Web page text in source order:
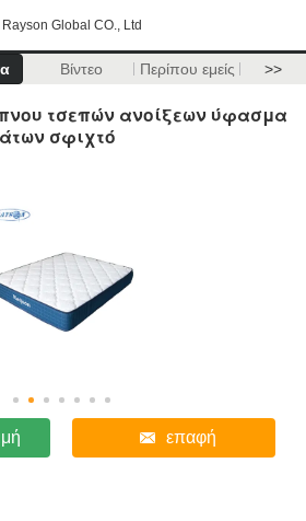
Global CO., Ltd
Βίντεο Περίπου εμείς >>
τσεπών ανοίξεων ύφασμα
σφιχτό
επαφή